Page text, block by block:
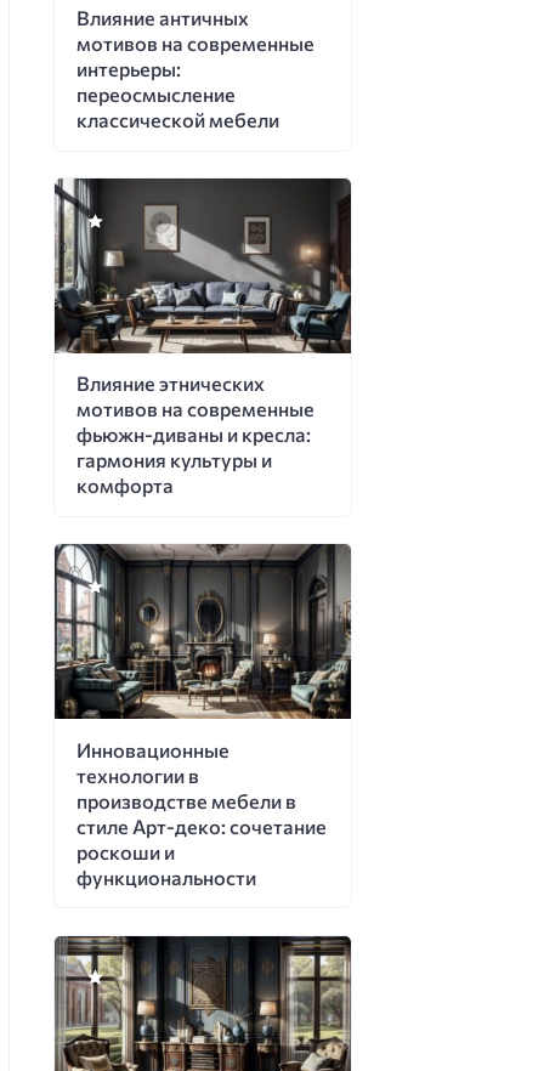
Влияние античных
мотивов на современные
интерьеры:
переосмысление
классической мебели
Влияние этнических
мотивов на современные
фьюжн-диваны и кресла:
гармония культуры и
комфорта
Инновационные
технологии в
производстве мебели в
стиле Арт-деко: сочетание
роскоши и
функциональности